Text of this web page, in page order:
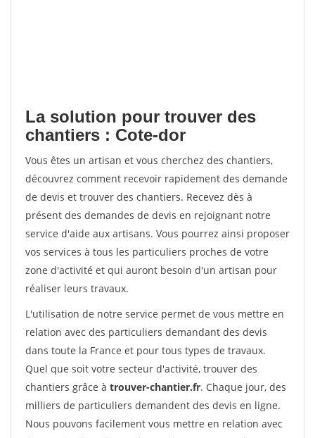
La solution pour trouver des
chantiers : Cote-dor
Vous êtes un artisan et vous cherchez des chantiers,
découvrez comment recevoir rapidement des demande
de devis et trouver des chantiers. Recevez dès à
présent des demandes de devis en rejoignant notre
service d'aide aux artisans. Vous pourrez ainsi proposer
vos services à tous les particuliers proches de votre
zone d'activité et qui auront besoin d'un artisan pour
réaliser leurs travaux.
L'utilisation de notre service permet de vous mettre en
relation avec des particuliers demandant des devis
dans toute la France et pour tous types de travaux.
Quel que soit votre secteur d'activité, trouver des
chantiers grâce à trouver-chantier.fr. Chaque jour, des
milliers de particuliers demandent des devis en ligne.
Nous pouvons facilement vous mettre en relation avec